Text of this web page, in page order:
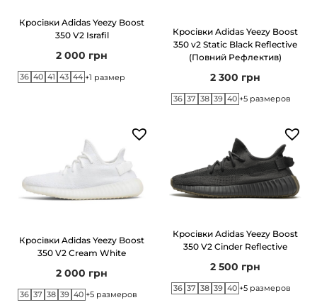
Кросівки Adidas Yeezy Boost
350 V2 Israfil
2 000 грн
36 40 41 43 44 +1 размер
Кросівки Adidas Yeezy Boost
350 v2 Static Black Reflective
(Повний Рефлектив)
2 300 грн
36 37 38 39 40 +5 размеров
Кросівки Adidas Yeezy Boost
350 V2 Cream White
2 000 грн
36 37 38 39 40 +5 размеров
Кросівки Adidas Yeezy Boost
350 V2 Cinder Reflective
2 500 грн
36 37 38 39 40 +5 размеров